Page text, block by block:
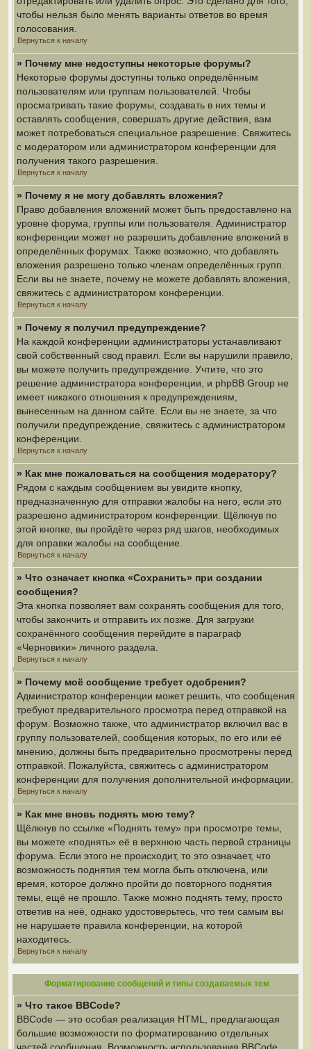
чтобы нельзя было менять варианты ответов во время
голосования.
Вернуться к началу
» Почему мне недоступны некоторые форумы?
Некоторые форумы доступны только определённым
пользователям или группам пользователей. Чтобы
просматривать такие форумы, создавать в них темы и
оставлять сообщения, совершать другие действия, вам
может потребоваться специальное разрешение. Свяжитесь
с модератором или администратором конференции для
получения такого разрешения.
Вернуться к началу
» Почему я не могу добавлять вложения?
Право добавления вложений может быть предоставлено на
уровне форума, группы или пользователя. Администратор
конференции может не разрешить добавление вложений в
определённых форумах. Также возможно, что добавлять
вложения разрешено только членам определённых групп.
Если вы не знаете, почему не можете добавлять вложения,
свяжитесь с администратором конференции.
Вернуться к началу
» Почему я получил предупреждение?
На каждой конференции администраторы устанавливают
свой собственный свод правил. Если вы нарушили правило,
вы можете получить предупреждение. Учтите, что это
решение администратора конференции, и phpBB Group не
имеет никакого отношения к предупреждениям,
вынесенным на данном сайте. Если вы не знаете, за что
получили предупреждение, свяжитесь с администратором
конференции.
Вернуться к началу
» Как мне пожаловаться на сообщения модератору?
Рядом с каждым сообщением вы увидите кнопку,
предназначенную для отправки жалобы на него, если это
разрешено администратором конференции. Щёлкнув по
этой кнопке, вы пройдёте через ряд шагов, необходимых
для оправки жалобы на сообщение.
Вернуться к началу
» Что означает кнопка «Сохранить» при создании
сообщения?
Эта кнопка позволяет вам сохранять сообщения для того,
чтобы закончить и отправить их позже. Для загрузки
сохранённого сообщения перейдите в параграф
«Черновики» личного раздела.
Вернуться к началу
» Почему моё сообщение требует одобрения?
Администратор конференции может решить, что сообщения
требуют предварительного просмотра перед отправкой на
форум. Возможно также, что администратор включил вас в
группу пользователей, сообщения которых, по его или её
мнению, должны быть предварительно просмотрены перед
отправкой. Пожалуйста, свяжитесь с администратором
конференции для получения дополнительной информации.
Вернуться к началу
» Как мне вновь поднять мою тему?
Щёлкнув по ссылке «Поднять тему» при просмотре темы,
вы можете «поднять» её в верхнюю часть первой страницы
форума. Если этого не происходит, то это означает, что
возможность поднятия тем могла быть отключена, или
время, которое должно пройти до повторного поднятия
темы, ещё не прошло. Также можно поднять тему, просто
ответив на неё, однако удостоверьтесь, что тем самым вы
не нарушаете правила конференции, на которой
находитесь.
Вернуться к началу
Форматирование сообщений и типы создаваемых тем
» Что такое BBCode?
BBCode — это особая реализация HTML, предлагающая
большие возможности по форматированию отдельных